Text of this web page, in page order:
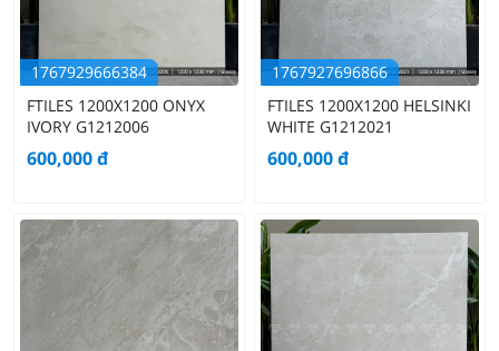
1767929666384
FTILES 1200X1200 ONYX
IVORY G1212006
600,000đ
1767927696866
FTILES 1200X1200 HELSINKI
WHITE G1212021
600,000đ